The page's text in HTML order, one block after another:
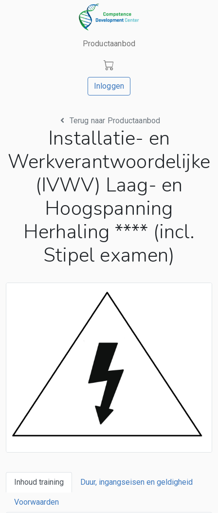
Productaanbod
Inloggen
Terug naar Productaanbod
Installatie- en
Werkverantwoordelijke
(IVWV) Laag- en
Hoogspanning
Herhaling **** (incl.
Stipel examen)
Inhoud training Duur, ingangseisen en geldigheid
Voorwaarden